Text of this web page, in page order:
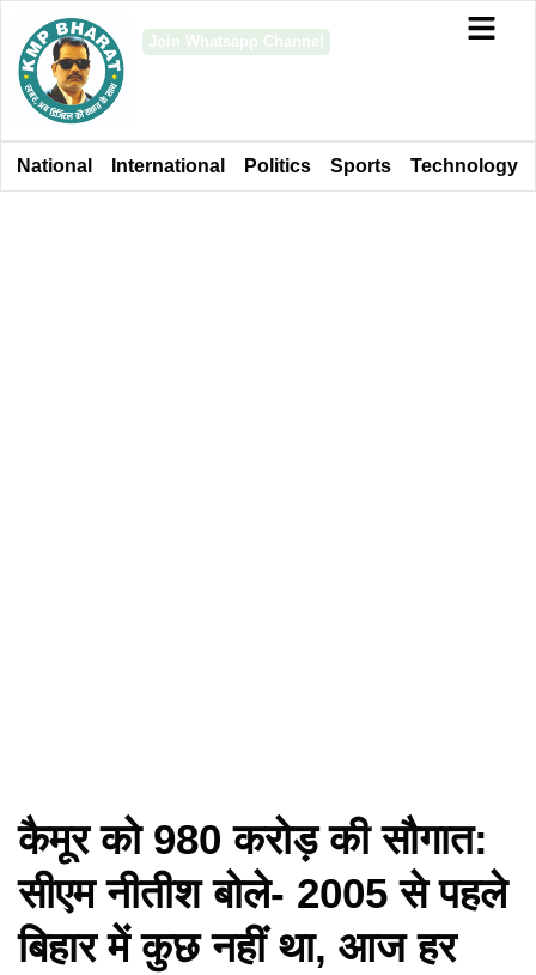
Join Whatsapp Channel
National International Politics Sports Technology
कैमूर को 980 करोड़ की सौगात:
सीएम नीतीश बोले- 2005 से पहले
बिहार में कुछ नहीं था, आज हर